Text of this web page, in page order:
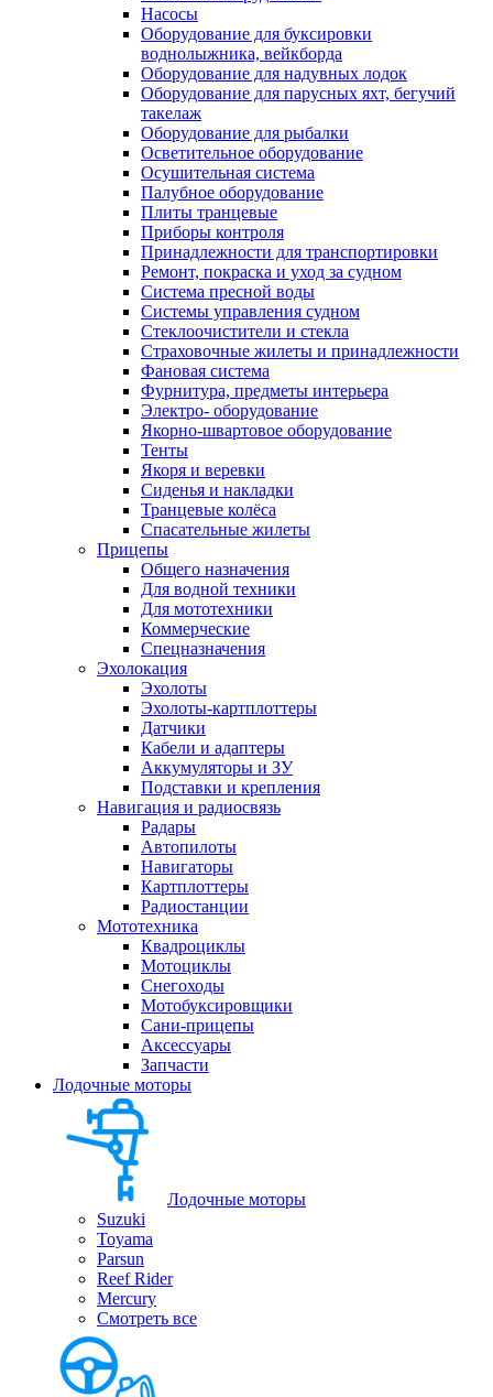
Насосы
Оборудование для буксировки
воднолыжника, вейкборда
Оборудование для надувных лодок
Оборудование для парусных яхт, бегучий
такелаж
Оборудование для рыбалки
Осветительное оборудование
Осушительная система
Палубное оборудование
Плиты транцевые
Приборы контроля
Принадлежности для транспортировки
Ремонт, покраска и уход за судном
Система пресной воды
Системы управления судном
Стеклоочистители и стекла
Страховочные жилеты и принадлежности
Фановая система
Фурнитура, предметы интерьера
Электро- оборудование
Якорно-швартовое оборудование
Тенты
Якоря и веревки
Сиденья и накладки
Транцевые колёса
Спасательные жилеты
Прицепы
Общего назначения
Для водной техники
Для мототехники
Коммерческие
Спецназначения
Эхолокация
Эхолоты
Эхолоты-картплоттеры
Датчики
Кабели и адаптеры
Аккумуляторы и ЗУ
Подставки и крепления
Навигация и радиосвязь
Радары
Автопилоты
Навигаторы
Картплоттеры
Радиостанции
Мототехника
Квадроциклы
Мотоциклы
Снегоходы
Мотобуксировщики
Сани-прицепы
Аксессуары
Запчасти
Лодочные моторы
Лодочные моторы
Suzuki
Toyama
Parsun
Reef Rider
Mercury
Смотреть все